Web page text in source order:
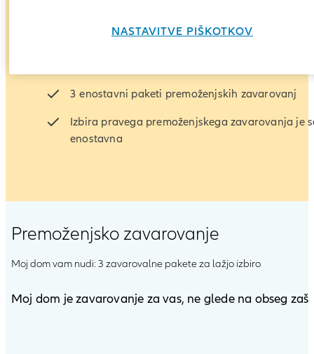
3 enostavni paketi premoženjskih zavarovanj
Izbira pravega premoženjskega zavarovanja je
enostavna
Premoženjsko zavarovanje
Moj dom vam nudi: 3 zavarovalne pakete za lažjo izbiro
Moj dom je zavarovanje za vas, ne glede na obseg
NASTAVITVE PIŠKOTKOV